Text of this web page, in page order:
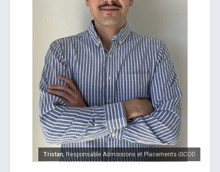
Tristan, Responsable Admissions et Placements iSCOD